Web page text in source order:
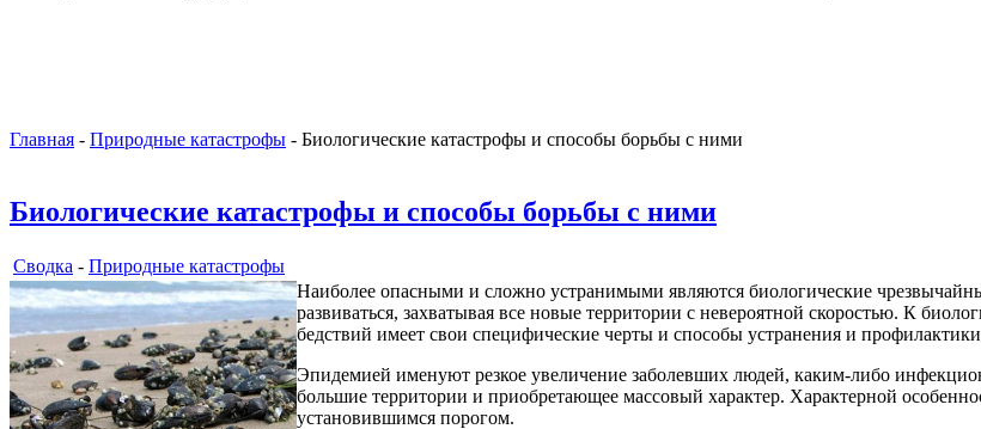
Главная - Природные катастрофы - Биологические катастрофы и способы борьбы с ними
Биологические катастрофы и способы борьбы с ними
Сводка - Природные катастрофы
Наиболее опасными и сложно устранимыми являются биологические
развиваться, захватывая все новые территории с невероятной скоростью. К
бедствий имеет свои специфические черты и способы устранения и
Эпидемией именуют резкое увеличение заболевших людей, каким-либо
большие территории и приобретающее массовый характер. Характерной
установившимся порогом.